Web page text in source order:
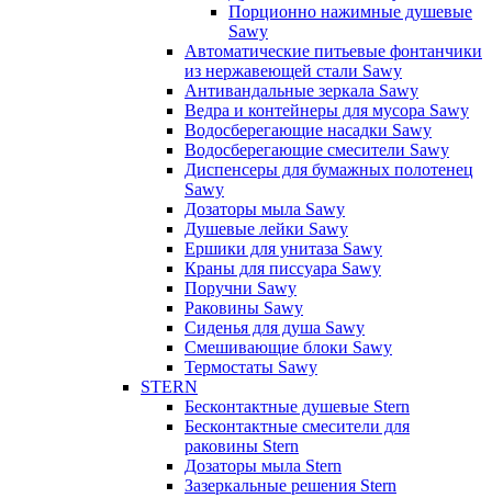
Порционно нажимные душевые
Sawy
Автоматические питьевые фонтанчики
из нержавеющей стали Sawy
Антивандальные зеркала Sawy
Ведра и контейнеры для мусора Sawy
Водосберегающие насадки Sawy
Водосберегающие смесители Sawy
Диспенсеры для бумажных полотенец
Sawy
Дозаторы мыла Sawy
Душевые лейки Sawy
Ершики для унитаза Sawy
Краны для писсуара Sawy
Поручни Sawy
Раковины Sawy
Сиденья для душа Sawy
Смешивающие блоки Sawy
Термостаты Sawy
STERN
Бесконтактные душевые Stern
Бесконтактные смесители для
раковины Stern
Дозаторы мыла Stern
Зазеркальные решения Stern